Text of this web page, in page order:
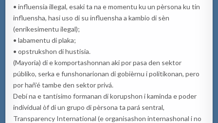
• influensia illegal, esaki ta na e momentu ku un pèrsona ku tin
influensha, hasi uso di su influensha a kambio di sèn
(enrikesimentu ilegal);
• labamentu di plaka;
• opstrukshon di hustisia.
(Mayoria) di e komportashonnan aki por pasa den sektor
públiko, serka e funshonarionan di gobièrnu i politíkonan, pero
por hañ’é tambe den sektor privá.
Debí na e tantísimo formanan di korupshon i kaminda e poder
individual òf di un grupo di pèrsona ta pará sentral,
Transparency International (e organisashon internashonal i no